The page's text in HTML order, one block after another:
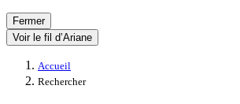
Fermer
Voir le fil d’Ariane
Accueil
Rechercher